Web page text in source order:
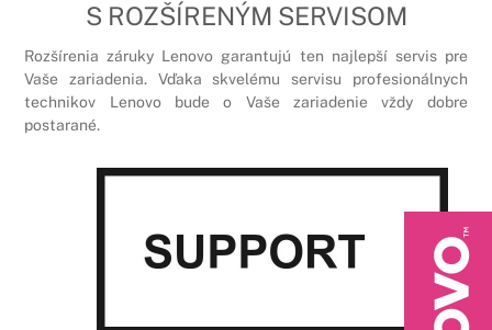
S ROZŠÍRENÝM SERVISOM
Rozšírenia záruky Lenovo garantujú ten najlepší servis pre
Vaše zariadenia. Vďaka skvelému servisu profesionálnych
technikov Lenovo bude o Vaše zariadenie vždy dobre
postarané.